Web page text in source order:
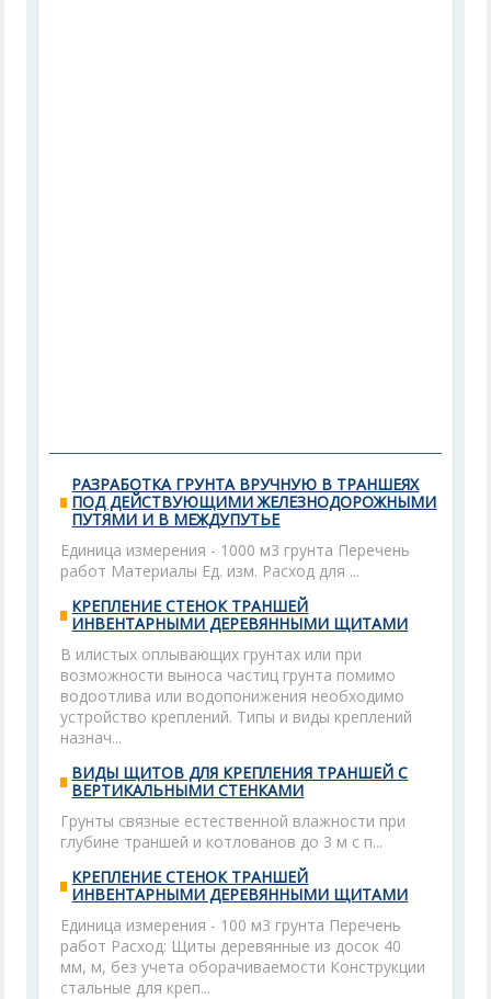
РАЗРАБОТКА ГРУНТА ВРУЧНУЮ В ТРАНШЕЯХ
ПОД ДЕЙСТВУЮЩИМИ ЖЕЛЕЗНОДОРОЖНЫМИ
ПУТЯМИ И В МЕЖДУПУТЬЕ
Единица измерения - 1000 м3 грунта Перечень
работ Материалы Ед. изм. Расход для ...
КРЕПЛЕНИЕ СТЕНОК ТРАНШЕЙ
ИНВЕНТАРНЫМИ ДЕРЕВЯННЫМИ ЩИТАМИ
В илистых оплывающих грунтах или при
возможности выноса частиц грунта помимо
водоотлива или водопонижения необходимо
устройство креплений. Типы и виды креплений
назнач...
ВИДЫ ЩИТОВ ДЛЯ КРЕПЛЕНИЯ ТРАНШЕЙ С
ВЕРТИКАЛЬНЫМИ СТЕНКАМИ
Грунты связные естественной влажности при
глубине траншей и котлованов до 3 м с п...
КРЕПЛЕНИЕ СТЕНОК ТРАНШЕЙ
ИНВЕНТАРНЫМИ ДЕРЕВЯННЫМИ ЩИТАМИ
Единица измерения - 100 м3 грунта Перечень
работ Расход: Щиты деревянные из досок 40
мм, м, без учета оборачиваемости Конструкции
стальные для креп...